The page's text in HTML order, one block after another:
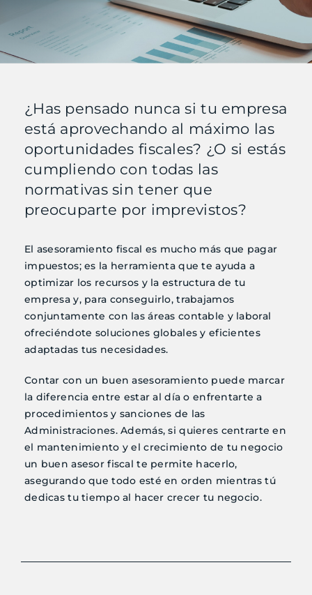
Calendario
Área Clientes
¿Has pensado nunca si tu empresa
está aprovechando al máximo las
oportunidades fiscales? ¿O si estás
cumpliendo con todas las
normativas sin tener que
preocuparte por imprevistos?
El asesoramiento fiscal es mucho más que pagar
impuestos; es la herramienta que te ayuda a
optimizar los recursos y la estructura de tu
empresa y, para conseguirlo, trabajamos
conjuntamente con las áreas contable y laboral
ofreciéndote soluciones globales y eficientes
adaptadas tus necesidades.
Contar con un buen asesoramiento puede marcar
la diferencia entre estar al día o enfrentarte a
procedimientos y sanciones de las
Administraciones. Además, si quieres centrarte en
el mantenimiento y el crecimiento de tu negocio
un buen asesor fiscal te permite hacerlo,
asegurando que todo esté en orden mientras tú
dedicas tu tiempo al hacer crecer tu negocio.